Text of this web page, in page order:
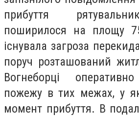
прибуття
поширилося на площу
існувала загроза
поруч розташований
Вогнеборці
пожежу в тих межах, у
момент прибуття. В